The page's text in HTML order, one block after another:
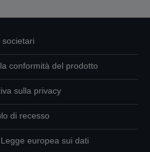
societari
conformità del prodotto
sulla privacy
di recesso
europea sui dati